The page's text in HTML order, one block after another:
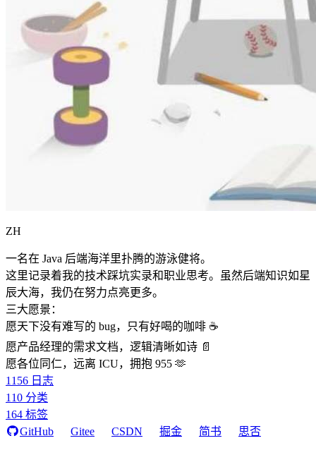
ZH
一名在 Java 后端海洋里扑腾的游泳健将。
这里记录着我的技术踩坑实录和职业思考。虽然后端知识如星
辰大海，我仍在努力点亮更多。
三大愿景：
愿天下没有难写的 bug，只有好喝的咖啡 ☕️
愿产品经理的需求文档，逻辑清晰如诗 📄
愿各位同仁，远离 ICU，拥抱 955 🫶
1156 日志
110 分类
164 标签
GitHub
Gitee CSDN 掘金 简书 思否